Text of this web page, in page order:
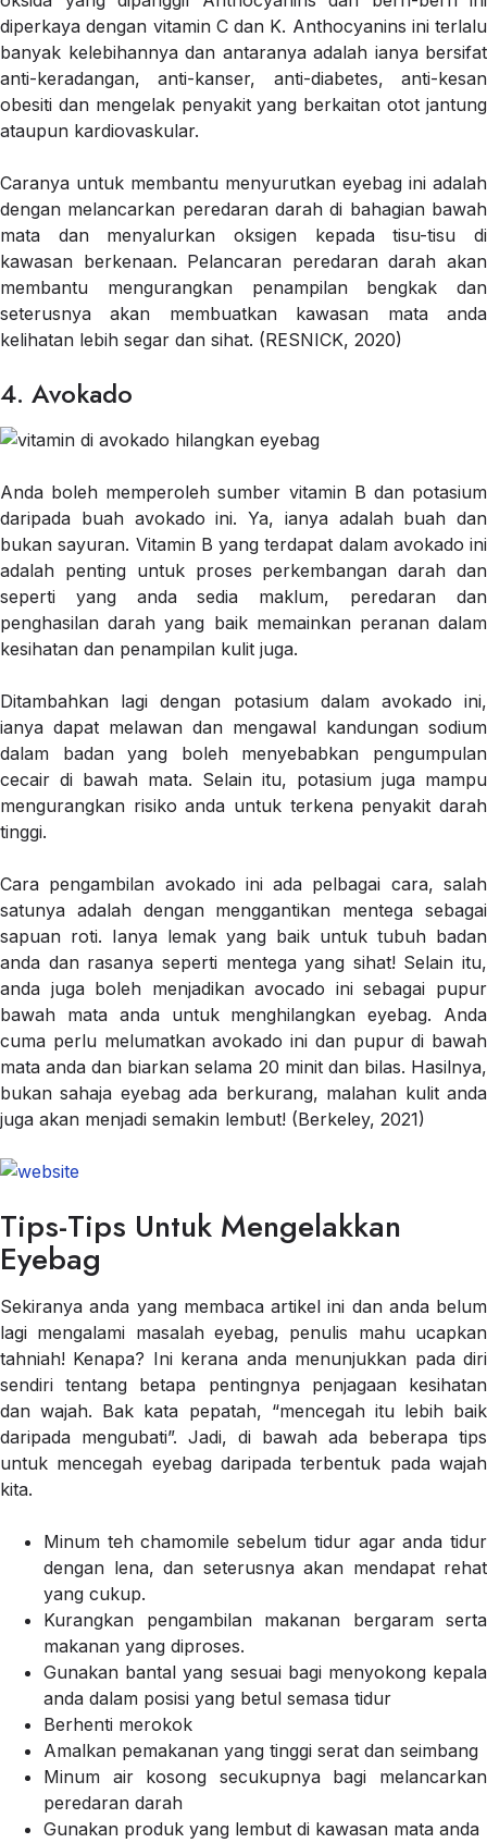
diperkaya dengan vitamin C dan K. Anthocyanins ini terlalu
banyak kelebihannya dan antaranya adalah ianya bersifat
anti-keradangan, anti-kanser, anti-diabetes, anti-kesan
obesiti dan mengelak penyakit yang berkaitan otot jantung
ataupun kardiovaskular.
Caranya untuk membantu menyurutkan eyebag ini adalah
dengan melancarkan peredaran darah di bahagian bawah
mata dan menyalurkan oksigen kepada tisu-tisu di
kawasan berkenaan. Pelancaran peredaran darah akan
membantu mengurangkan penampilan bengkak dan
seterusnya akan membuatkan kawasan mata anda
kelihatan lebih segar dan sihat. (RESNICK, 2020)
4. Avokado
Anda boleh memperoleh sumber vitamin B dan potasium
daripada buah avokado ini. Ya, ianya adalah buah dan
bukan sayuran. Vitamin B yang terdapat dalam avokado ini
adalah penting untuk proses perkembangan darah dan
seperti yang anda sedia maklum, peredaran dan
penghasilan darah yang baik memainkan peranan dalam
kesihatan dan penampilan kulit juga.
Ditambahkan lagi dengan potasium dalam avokado ini,
ianya dapat melawan dan mengawal kandungan sodium
dalam badan yang boleh menyebabkan pengumpulan
cecair di bawah mata. Selain itu, potasium juga mampu
mengurangkan risiko anda untuk terkena penyakit darah
tinggi.
Cara pengambilan avokado ini ada pelbagai cara, salah
satunya adalah dengan menggantikan mentega sebagai
sapuan roti. Ianya lemak yang baik untuk tubuh badan
anda dan rasanya seperti mentega yang sihat! Selain itu,
anda juga boleh menjadikan avocado ini sebagai pupur
bawah mata anda untuk menghilangkan eyebag. Anda
cuma perlu melumatkan avokado ini dan pupur di bawah
mata anda dan biarkan selama 20 minit dan bilas. Hasilnya,
bukan sahaja eyebag ada berkurang, malahan kulit anda
juga akan menjadi semakin lembut! (Berkeley, 2021)
Tips-Tips Untuk Mengelakkan
Eyebag
Sekiranya anda yang membaca artikel ini dan anda belum
lagi mengalami masalah eyebag, penulis mahu ucapkan
tahniah! Kenapa? Ini kerana anda menunjukkan pada diri
sendiri tentang betapa pentingnya penjagaan kesihatan
dan wajah. Bak kata pepatah, “mencegah itu lebih baik
daripada mengubati”. Jadi, di bawah ada beberapa tips
untuk mencegah eyebag daripada terbentuk pada wajah
kita.
Minum teh chamomile sebelum tidur agar anda tidur
dengan lena, dan seterusnya akan mendapat rehat
yang cukup.
Kurangkan pengambilan makanan bergaram serta
makanan yang diproses.
Gunakan bantal yang sesuai bagi menyokong kepala
anda dalam posisi yang betul semasa tidur
Berhenti merokok
Amalkan pemakanan yang tinggi serat dan seimbang
Minum air kosong secukupnya bagi melancarkan
peredaran darah
Gunakan produk yang lembut di kawasan mata anda